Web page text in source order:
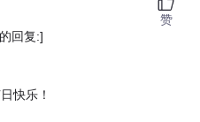
回复:]
快乐！
赞